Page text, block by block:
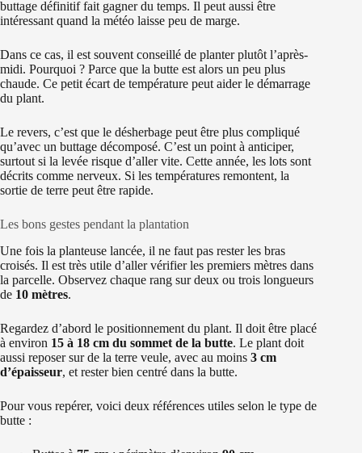
buttage définitif fait gagner du temps. Il peut aussi être
intéressant quand la météo laisse peu de marge.
Dans ce cas, il est souvent conseillé de planter plutôt l’après-
midi. Pourquoi ? Parce que la butte est alors un peu plus
chaude. Ce petit écart de température peut aider le démarrage
du plant.
Le revers, c’est que le désherbage peut être plus compliqué
qu’avec un buttage décomposé. C’est un point à anticiper,
surtout si la levée risque d’aller vite. Cette année, les lots sont
décrits comme nerveux. Si les températures remontent, la
sortie de terre peut être rapide.
Les bons gestes pendant la plantation
Une fois la planteuse lancée, il ne faut pas rester les bras
croisés. Il est très utile d’aller vérifier les premiers mètres dans
la parcelle. Observez chaque rang sur deux ou trois longueurs
de 10 mètres.
Regardez d’abord le positionnement du plant. Il doit être placé
à environ 15 à 18 cm du sommet de la butte. Le plant doit
aussi reposer sur de la terre veule, avec au moins 3 cm
d’épaisseur, et rester bien centré dans la butte.
Pour vous repérer, voici deux références utiles selon le type de
butte :